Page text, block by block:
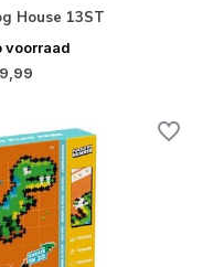
House 13ST
voorraad